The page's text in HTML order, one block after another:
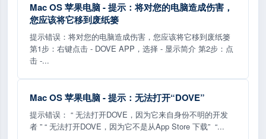
Mac OS 苹果电脑 - 提示：将对您的电脑造成伤害，
您应该将它移到废纸篓
提示错误：将对您的电脑造成伤害，您应该将它移到废纸篓
第1步：右键点击 - DOVE APP，选择 - 显示简介 第2步：点
击 -...
Mac OS 苹果电脑 - 提示：无法打开“DOVE”
提示错误： “ 无法打开DOVE，因为它来自身份不明的开发
者 ” “ 无法打开DOVE，因为它不是从App Store 下载” “...